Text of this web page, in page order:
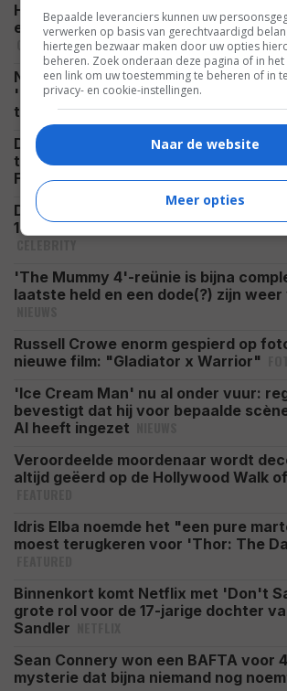
Hij speelde in 'The Dark Knight, maar
en zijn zus Julia Roberts waren niet
CELEBRITY
Na vijf films is het eind deze maand
'Insidious: Out of the Further': bekijk
trailerVIDEO
De hoofdrolspeler is een leugenaar,
te hoog en de films tenenkrommend:
Furious' is passéFEATURED
Door slechts één rol kan Chris
15 miljoen Amerikaanse dollar per
'The Mummy 4'-reünie is bijna
laatste held en een dode(?) zijn
Russell Crowe enorm gespierd op
nieuwe film: "Gladiator x Warrior"
'Ice Cream Man' nu al onder vuur:
bevestigt dat hij voor bepaalde
AI heeft ingezet
Veroordeelde moordenaar wordt
altijd geëerd op de Hollywood Walk
Idris Elba noemde het "een pure
moest terugkeren voor 'Thor: The
Binnenkort komt Netflix met 'Don't
grote rol voor de 17-jarige dochter
Sandler
Sean Connery won een BAFTA voor
mysterie dat bijna niemand nog
Bepaalde leveranciers kunnen uw
verwerken op basis van gerechtvaardigd
hiertegen bezwaar maken door uw opties
beheren. Zoek onderaan deze pagina of in
een link om uw toestemming te beheren of in
privacy- en cookie-instellingen.
Naar de website
Meer opties